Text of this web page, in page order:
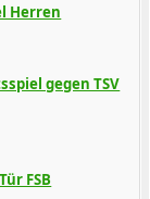
Herren
gegen TSV
FSB